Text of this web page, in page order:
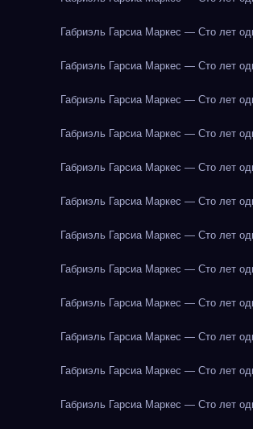
Габриэль Гарсиа Маркес — Сто лет
Габриэль Гарсиа Маркес — Сто лет
Габриэль Гарсиа Маркес — Сто лет
Габриэль Гарсиа Маркес — Сто лет
Габриэль Гарсиа Маркес — Сто лет
Габриэль Гарсиа Маркес — Сто лет
Габриэль Гарсиа Маркес — Сто лет
Габриэль Гарсиа Маркес — Сто лет
Габриэль Гарсиа Маркес — Сто лет
Габриэль Гарсиа Маркес — Сто лет
Габриэль Гарсиа Маркес — Сто лет
Габриэль Гарсиа Маркес — Сто лет